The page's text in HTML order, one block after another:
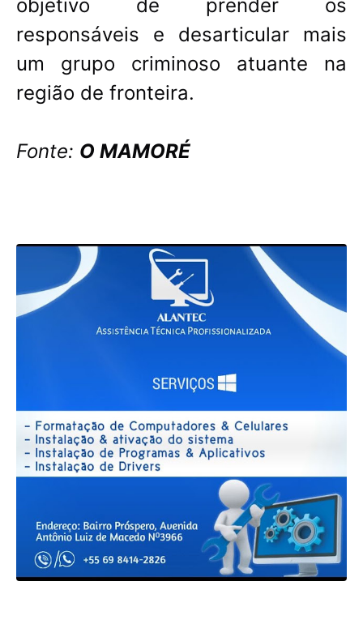
objetivo de prender os
responsáveis e desarticular mais
um grupo criminoso atuante na
região de fronteira.
Fonte: O MAMORÉ